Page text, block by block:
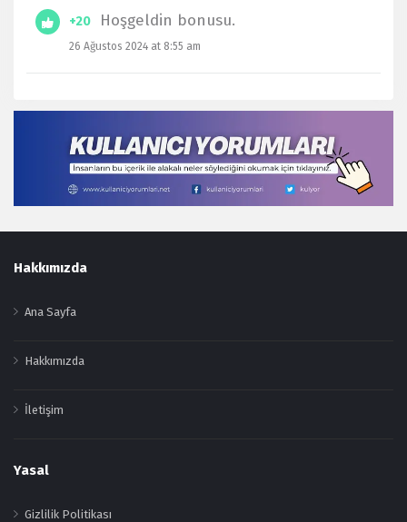
+20 Hoşgeldin bonusu.
26 Ağustos 2024 at 8:55 am
Footer
Hakkımızda
Ana Sayfa
Hakkımızda
İletişim
Yasal
Gizlilik Politikası